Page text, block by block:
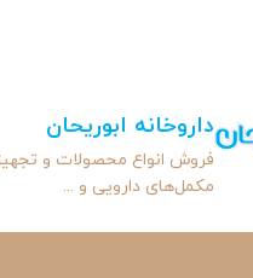
داروخانه ابوریحان
مکمل‌های دارویی و ...